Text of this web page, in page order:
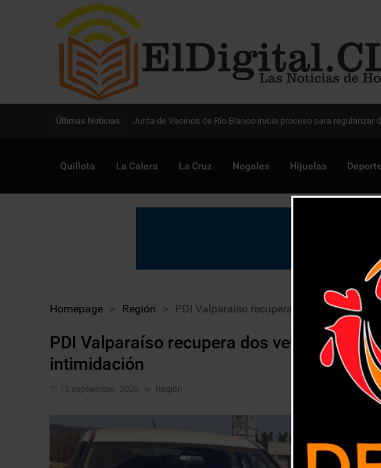
Últimas Noticias Digitalización de la gestión pública avanza en Chile para
Quillota La Calera La Cruz Nogales Hijuelas
Homepage > Región > PDI Valparaíso recupera dos vehículos
PDI Valparaíso recupera dos vehículos
intimidación
15 septiembre, 2020 Región